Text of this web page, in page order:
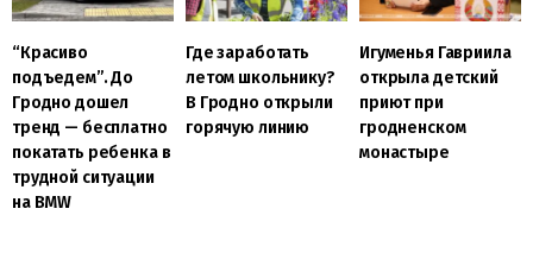
“Красиво
подъедем”. До
Гродно дошел
тренд — бесплатно
покатать ребенка в
трудной ситуации
на BMW
Где заработать
летом школьнику?
В Гродно открыли
горячую линию
Игуменья Гавриила
открыла детский
приют при
гродненском
монастыре